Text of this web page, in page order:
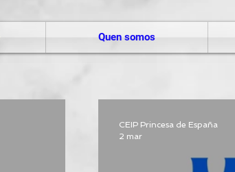
Quen somos
CEIP Princesa de España
2 mar